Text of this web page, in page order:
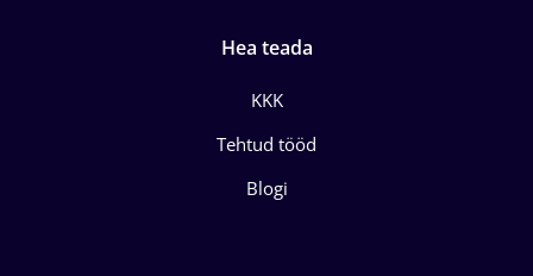
Hea teada
KKK
Tehtud tööd
Blogi